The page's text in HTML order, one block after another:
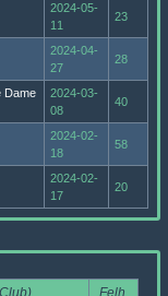
2024-05-
11
23
2024-04-
27
28
Dame
2024-03-
08
40
2024-02-
18
58
2024-02-
17
20
Felh.